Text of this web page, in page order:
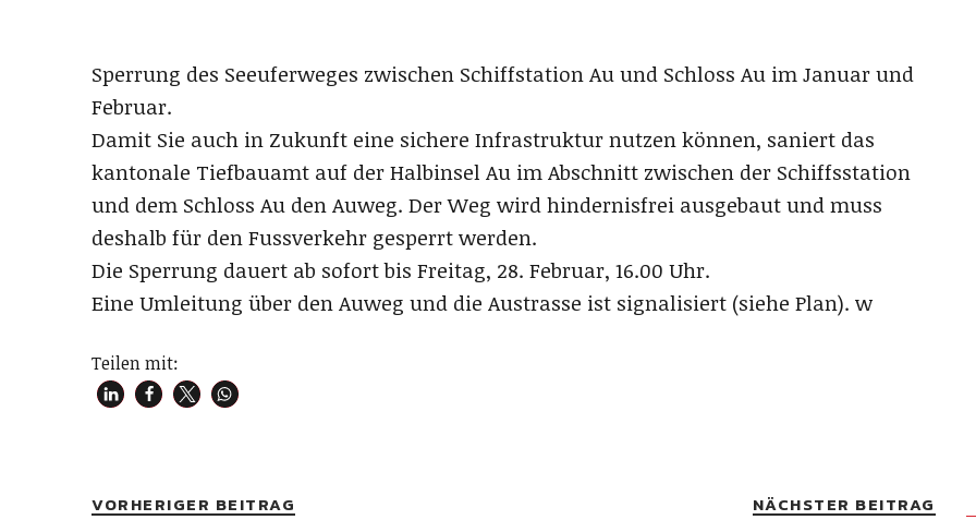
Sperrung des Seeuferweges zwischen Schiffstation Au und Schloss Au im Januar und
Februar.
Damit Sie auch in Zukunft eine sichere Infrastruktur nutzen können, saniert das
kantonale Tiefbauamt auf der Halbinsel Au im Abschnitt zwischen der Schiffsstation
und dem Schloss Au den Auweg. Der Weg wird hindernisfrei ausgebaut und muss
deshalb für den Fussverkehr gesperrt werden.
Die Sperrung dauert ab sofort bis Freitag, 28. Februar, 16.00 Uhr.
Eine Umleitung über den Auweg und die Austrasse ist signalisiert (siehe Plan). w
Teilen mit:
VORHERIGER BEITRAG NÄCHSTER BEITRAG